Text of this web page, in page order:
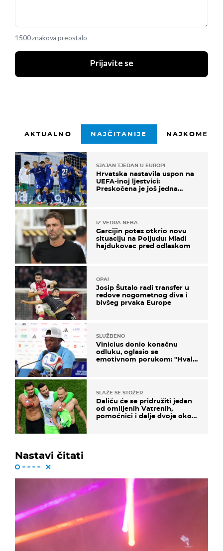
1500 znakova preostalo
Prijavite se
AKTUALNO NAJČITANIJE
SJAJAN TJEDAN U EUROPI
Hrvatska nastavila uspon na
UEFA-inoj ljestvici:
Preskočena je još jedna
IZ VEDRA NEBA
Garcijin potez otkrio novu
situaciju na Poljudu: Mladi
hajdukovac pred odlaskom
OPA!
Josip Šutalo radi transfer u
redove nogometnog diva i
bivšeg prvaka Europe
SLUŽBENO
Vinicius donio konačnu
odluku, oglasio se
emotivnom porukom: "Hvala
SLAŽE SE STOŽER
Daliću će se pridružiti jedan
od omiljenih Vatrenih,
pomoćnici i dalje dvoje oko
Nastavi čitati